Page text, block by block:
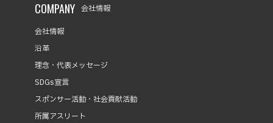
COMPANY 会社情報
会社情報
沿革
理念・代表メッセージ
SDGs宣言
スポンサー活動・社会貢献活動
所属アスリート